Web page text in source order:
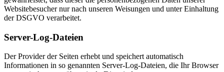
Websitebesucher nur nach unseren Weisungen und unter Einhaltung
der DSGVO verarbeitet.
Server-Log-Dateien
Der Provider der Seiten erhebt und speichert automatisch
Informationen in so genannten Server-Log-Dateien, die Ihr Browser